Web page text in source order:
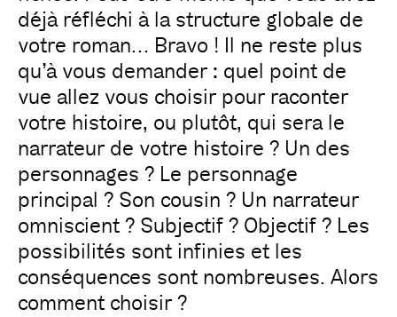
déjà réfléchi à la structure globale de
votre roman… Bravo ! Il ne reste plus
qu’à vous demander : quel point de
vue allez vous choisir pour raconter
votre histoire, ou plutôt, qui sera le
narrateur de votre histoire ? Un des
personnages ? Le personnage
principal ? Son cousin ? Un narrateur
omniscient ? Subjectif ? Objectif ? Les
possibilités sont infinies et les
conséquences sont nombreuses. Alors
comment choisir ?